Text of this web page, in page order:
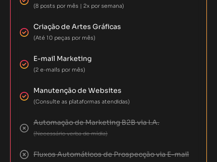
(8 posts por mês | 2x por semana)
Criação de Artes Gráficas
(Até 10 peças por mês)
E-mail Marketing
(2 e-mails por mês)
Manutenção de Websites
(Consulte as plataformas atendidas)
Automação de Marketing B2B via I.A.
(Necessário verba de mídia)
Fluxos Automáticos de Prospecção via E-mail